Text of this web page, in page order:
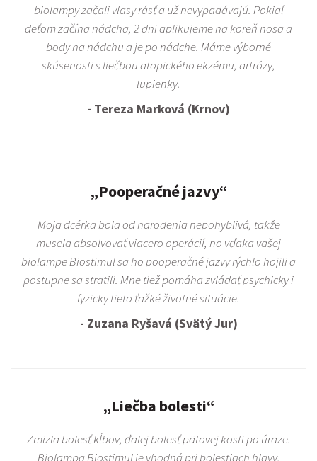
biolampy začali vlasy rásť a už nevypadávajú. Pokiaľ
deťom začína nádcha, 2 dni aplikujeme na koreň nosa a
body na nádchu a je po nádche. Máme výborné
skúsenosti s liečbou atopického ekzému, artrózy,
lupienky.
- Tereza Marková (Krnov)
„Pooperačné jazvy“
Moja dcérka bola od narodenia nepohyblivá, takže
musela absolvovať viacero operácií, no vďaka vašej
biolampe Biostimul sa ho pooperačné jazvy rýchlo hojili a
postupne sa stratili. Mne tiež pomáha zvládať psychicky i
fyzicky tieto ťažké životné situácie.
- Zuzana Ryšavá (Svätý Jur)
„Liečba bolesti“
Zmizla bolesť kĺbov, ďalej bolesť pätovej kosti po úraze.
Biolampa Biostimul je vhodná pri bolestiach hlavy.